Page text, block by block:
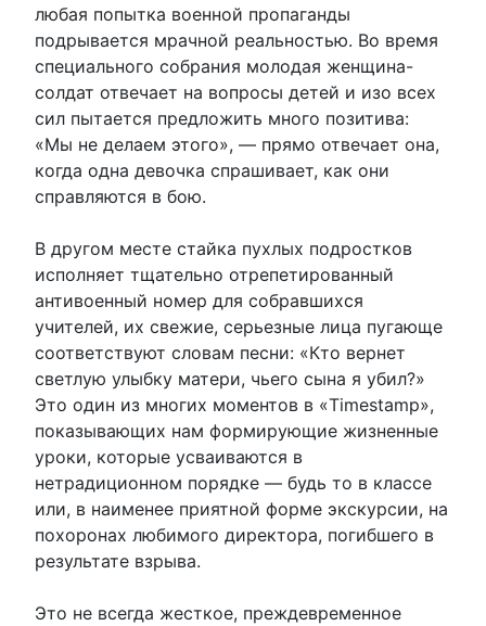
любая попытка военной пропаганды
подрывается мрачной реальностью. Во время
специального собрания молодая женщина-
солдат отвечает на вопросы детей и изо всех
сил пытается предложить много позитива:
«Мы не делаем этого», — прямо отвечает она,
когда одна девочка спрашивает, как они
справляются в бою.
В другом месте стайка пухлых подростков
исполняет тщательно отрепетированный
антивоенный номер для собравшихся
учителей, их свежие, серьезные лица пугающе
соответствуют словам песни: «Кто вернет
светлую улыбку матери, чьего сына я убил?»
Это один из многих моментов в «Timestamp»,
показывающих нам формирующие жизненные
уроки, которые усваиваются в
нетрадиционном порядке — будь то в классе
или, в наименее приятной форме экскурсии, на
похоронах любимого директора, погибшего в
результате взрыва.
Это не всегда жесткое, преждевременное